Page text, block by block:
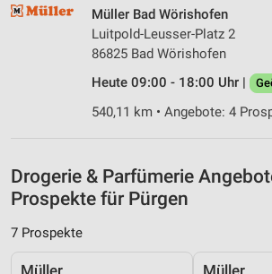
Müller Bad Wörishofen
Luitpold-Leusser-Platz 2
86825 Bad Wörishofen
Heute 09:00 - 18:00 Uhr |
540,11 km • Angebote: 4
Drogerie & Parfümerie
Prospekte für Pürgen
7 Prospekte
Verwendung von Profilen zur Auswahl
personalisierter Werbung
Erstellung von Profilen zur
von Inhalten
Messung der Werbeleistung
Messung der Performance von Inhalten
Kombinationen von Daten aus